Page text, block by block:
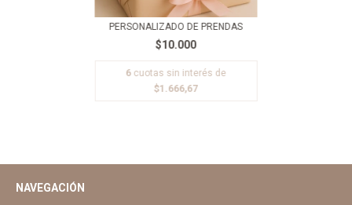
PERSONALIZADO DE PRENDAS
$10.000
6 cuotas sin interés de
$1.666,67
NAVEGACIÓN